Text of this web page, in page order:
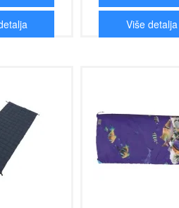
Više detalja